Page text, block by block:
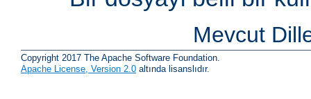
Mevcut
Copyright 2017 The Apache Software Foundation.
Apache License, Version 2.0 altında lisanslıdır.